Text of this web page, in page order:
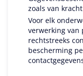
zoals van kracht
Voor elk
verwerking van
rechtstreeks
bescherming